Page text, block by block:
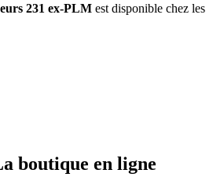
231 ex-PLM est disponible chez les
boutique en ligne